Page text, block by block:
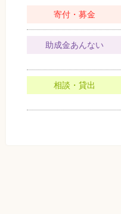
寄付・募金
助成金あんない
相談・貸出